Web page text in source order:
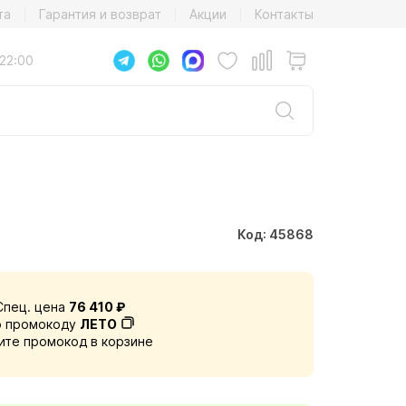
Гарантия и возврат Акции Контакты
Код: 45868
цена 76 410 ₽
промокоду ЛЕТО
промокод в корзине